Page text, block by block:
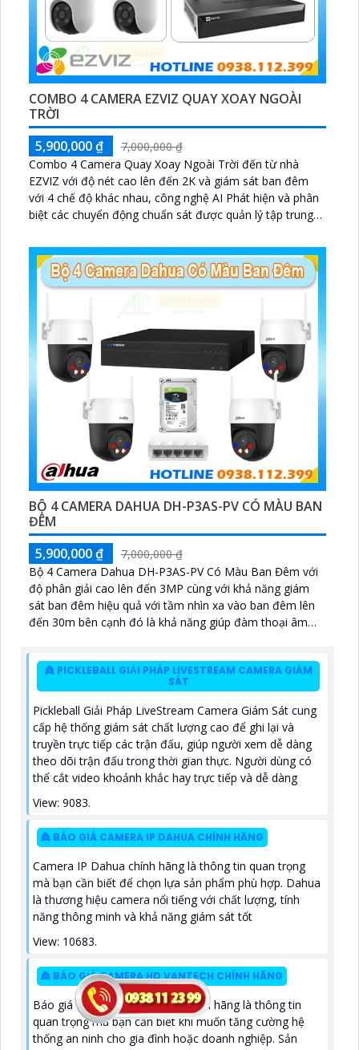
COMBO 4 CAMERA EZVIZ QUAY XOAY NGOÀI
TRỜI
5,900,000 ₫
7,000,000 ₫
Combo 4 Camera Quay Xoay Ngoài Trời đến từ nhà
EZVIZ với độ nét cao lên đến 2K và giám sát ban đêm
với 4 chế độ khác nhau, công nghệ AI Phát hiện và phân
biệt các chuyển động chuẩn sát được quản lý tập trung
BỘ 4 CAMERA DAHUA DH-P3AS-PV CÓ MÀU BAN
ĐÊM
5,900,000 ₫
7,000,000 ₫
Bộ 4 Camera Dahua DH-P3AS-PV Có Màu Ban Đêm với
độ phân giải cao lên đến 3MP cùng với khả năng giám
sát ban đêm hiệu quả với tầm nhìn xa vào ban đêm lên
đến 30m bên cạnh đó là khả năng giúp đàm thoại âm
hiện xâm nhập
👸 PICKLEBALL GIẢI PHÁP LIVESTREAM CAMERA GIÁM
SÁT
Pickleball Giải Pháp LiveStream Camera Giám Sát cung
cấp hệ thống giám sát chất lượng cao để ghi lại và
truyền trực tiếp các trận đấu, giúp người xem dễ dàng
theo dõi trận đấu trong thời gian thực. Người dùng có
thể cắt video khoảnh khắc hay trực tiếp và dễ dàng
View: 9083.
👸 BÁO GIÁ CAMERA IP DAHUA CHÍNH HÃNG
Camera IP Dahua chính hãng là thông tin quan trọng
mà bạn cần biết để chọn lựa sản phẩm phù hợp. Dahua
là thương hiệu camera nổi tiếng với chất lượng, tính
năng thông minh và khả năng giám sát tốt
View: 10683.
👸 BÁO GIÁ CAMERA HD VANTECH CHÍNH HÃNG
Báo giá camera HD Vantech chính hãng là thông tin
quan trọng mà bạn cần biết khi muốn tăng cường hệ
thống an ninh cho gia đình hoặc doanh nghiệp. Sản